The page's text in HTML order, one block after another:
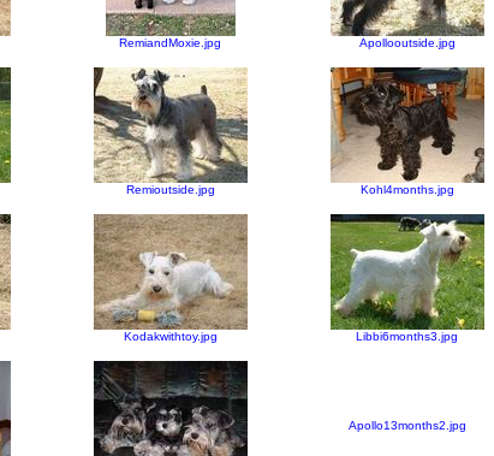
RemiandMoxie.jpg Apollooutside.jpg
Remioutside.jpg Kohl4months.jpg
Kodakwithtoy.jpg Libbi6months3.jpg
Apollo13months2.jpg